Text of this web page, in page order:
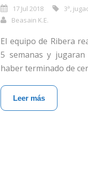
17 Jul 2018 3ª
Beasain K.E.
El equipo de Ribera
5 semanas y
haber terminado de
Leer más